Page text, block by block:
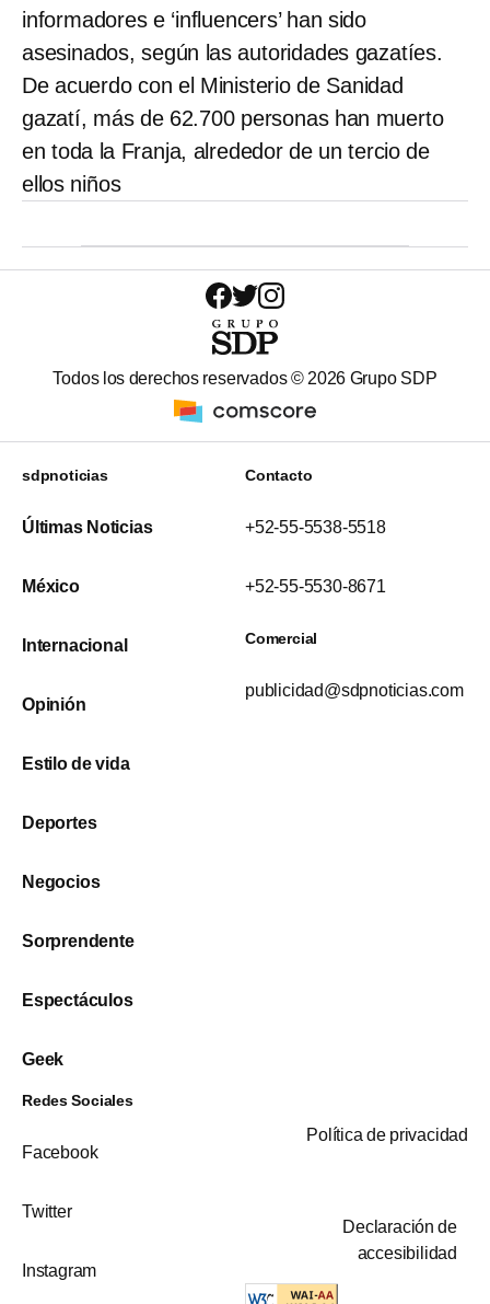
informadores e ‘influencers’ han sido
asesinados, según las autoridades gazatíes.
De acuerdo con el Ministerio de Sanidad
gazatí, más de 62.700 personas han muerto
en toda la Franja, alrededor de un tercio de
ellos niños
Todos los derechos reservados © 2026 Grupo SDP
sdpnoticias
Últimas Noticias
México
Internacional
Opinión
Estilo de vida
Deportes
Negocios
Sorprendente
Espectáculos
Geek
Contacto
+52-55-5538-5518
+52-55-5530-8671
Comercial
publicidad@sdpnoticias.com
Redes Sociales
Facebook
Twitter
Instagram
Política de privacidad
Declaración de
accesibilidad